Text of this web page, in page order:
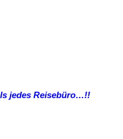
jedes Reisebüro…!!